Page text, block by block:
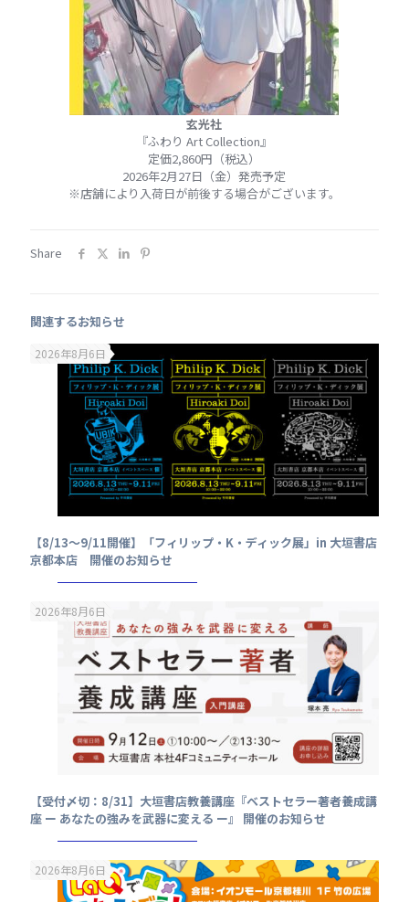
玄光社
『ふわり Art Collection』
定価2,860円（税込）
2026年2月27日（金）発売予定
※店舗により入荷日が前後する場合がございます。
Share
関連するお知らせ
2026年8月6日
【8/13～9/11開催】「フィリップ・K・ディック展」in 大垣書店
京都本店 開催のお知らせ
2026年8月6日
【受付〆切：8/31】大垣書店教養講座『ベストセラー著者養成講
座 ー あなたの強みを武器に変える ー』 開催のお知らせ
2026年8月6日